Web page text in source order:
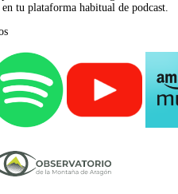
tu plataforma habitual de podcast.